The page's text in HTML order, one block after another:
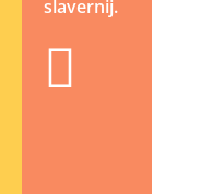
slavernij.
